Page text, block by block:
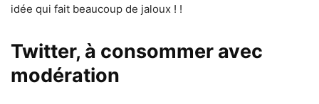
idée qui fait beaucoup de jaloux ! !
Twitter, à consommer avec
modération